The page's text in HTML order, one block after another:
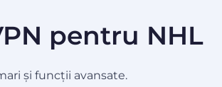
pentru NHL
și funcții avansate.